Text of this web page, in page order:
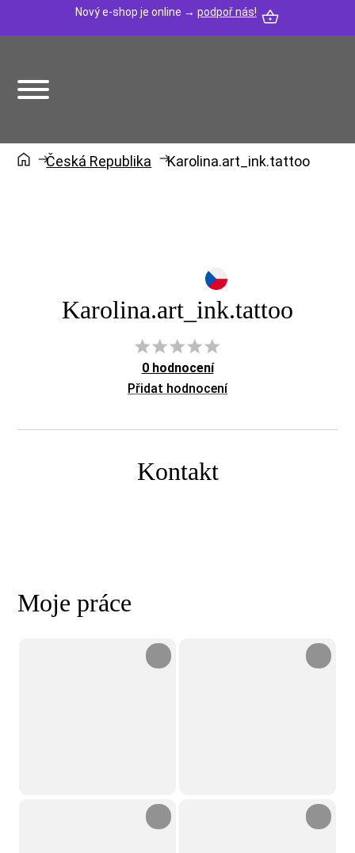
Nový e-shop je online → podpoř nás!
Česká Republika Karolina.art_ink.tattoo
Karolina.art_ink.tattoo
0 hodnocení
Přidat hodnocení
Kontakt
Moje práce